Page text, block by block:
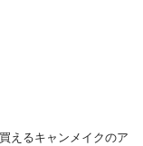
えるキャンメイクのア